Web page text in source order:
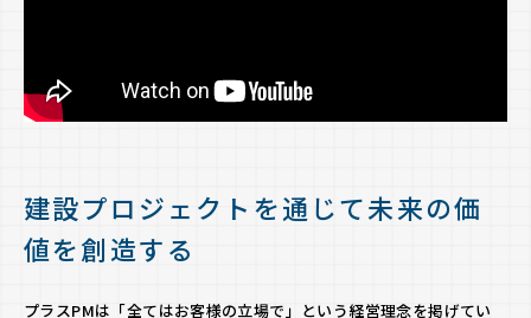
建設プロジェクトを通じて未来の価
値を創造する
プラスPMは「全てはお客様の立場で」という経営理念を掲げてい